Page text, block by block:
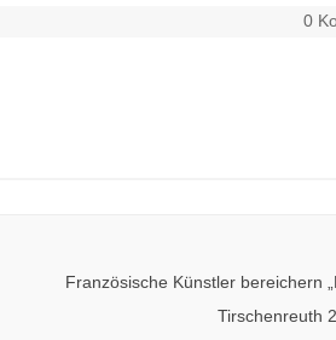
0
Französische Künstler bereichern
Tirschenreuth